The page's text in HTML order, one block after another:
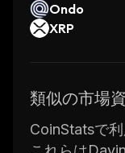
Ondo
XRP
類似の市場
CoinStatsで